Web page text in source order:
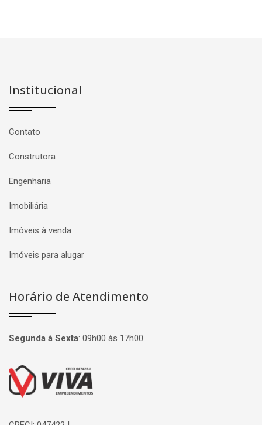
Institucional
Contato
Construtora
Engenharia
Imobiliária
Imóveis à venda
Imóveis para alugar
Horário de Atendimento
Segunda à Sexta: 09h00 às 17h00
Página inicial